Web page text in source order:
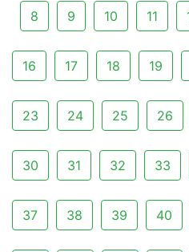
8 9 10 11
16 17 18 19
23 24 25 26
30 31 32 33
37 38 39 40